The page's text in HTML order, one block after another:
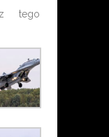
tego